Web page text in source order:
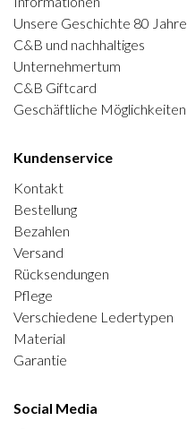
Unsere Geschichte 80 Jahre
C&B und nachhaltiges
Unternehmertum
C&B Giftcard
Geschäftliche Möglichkeiten
Kundenservice
Kontakt
Bestellung
Bezahlen
Versand
Rücksendungen
Pflege
Verschiedene Ledertypen
Material
Garantie
Social Media